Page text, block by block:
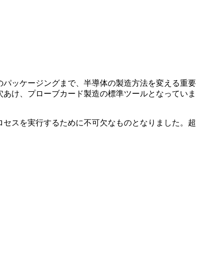
ッケージングまで、半導体の製造方法を変える重要
け、プローブカード製造の標準ツールとなっていま
スを実行するために不可欠なものとなりました。超